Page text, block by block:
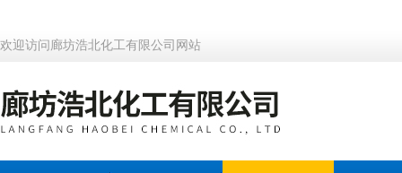
欢迎访问廊坊浩北化工有限公司网站